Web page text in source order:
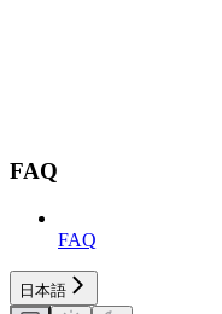
FAQ
FAQ
日本語